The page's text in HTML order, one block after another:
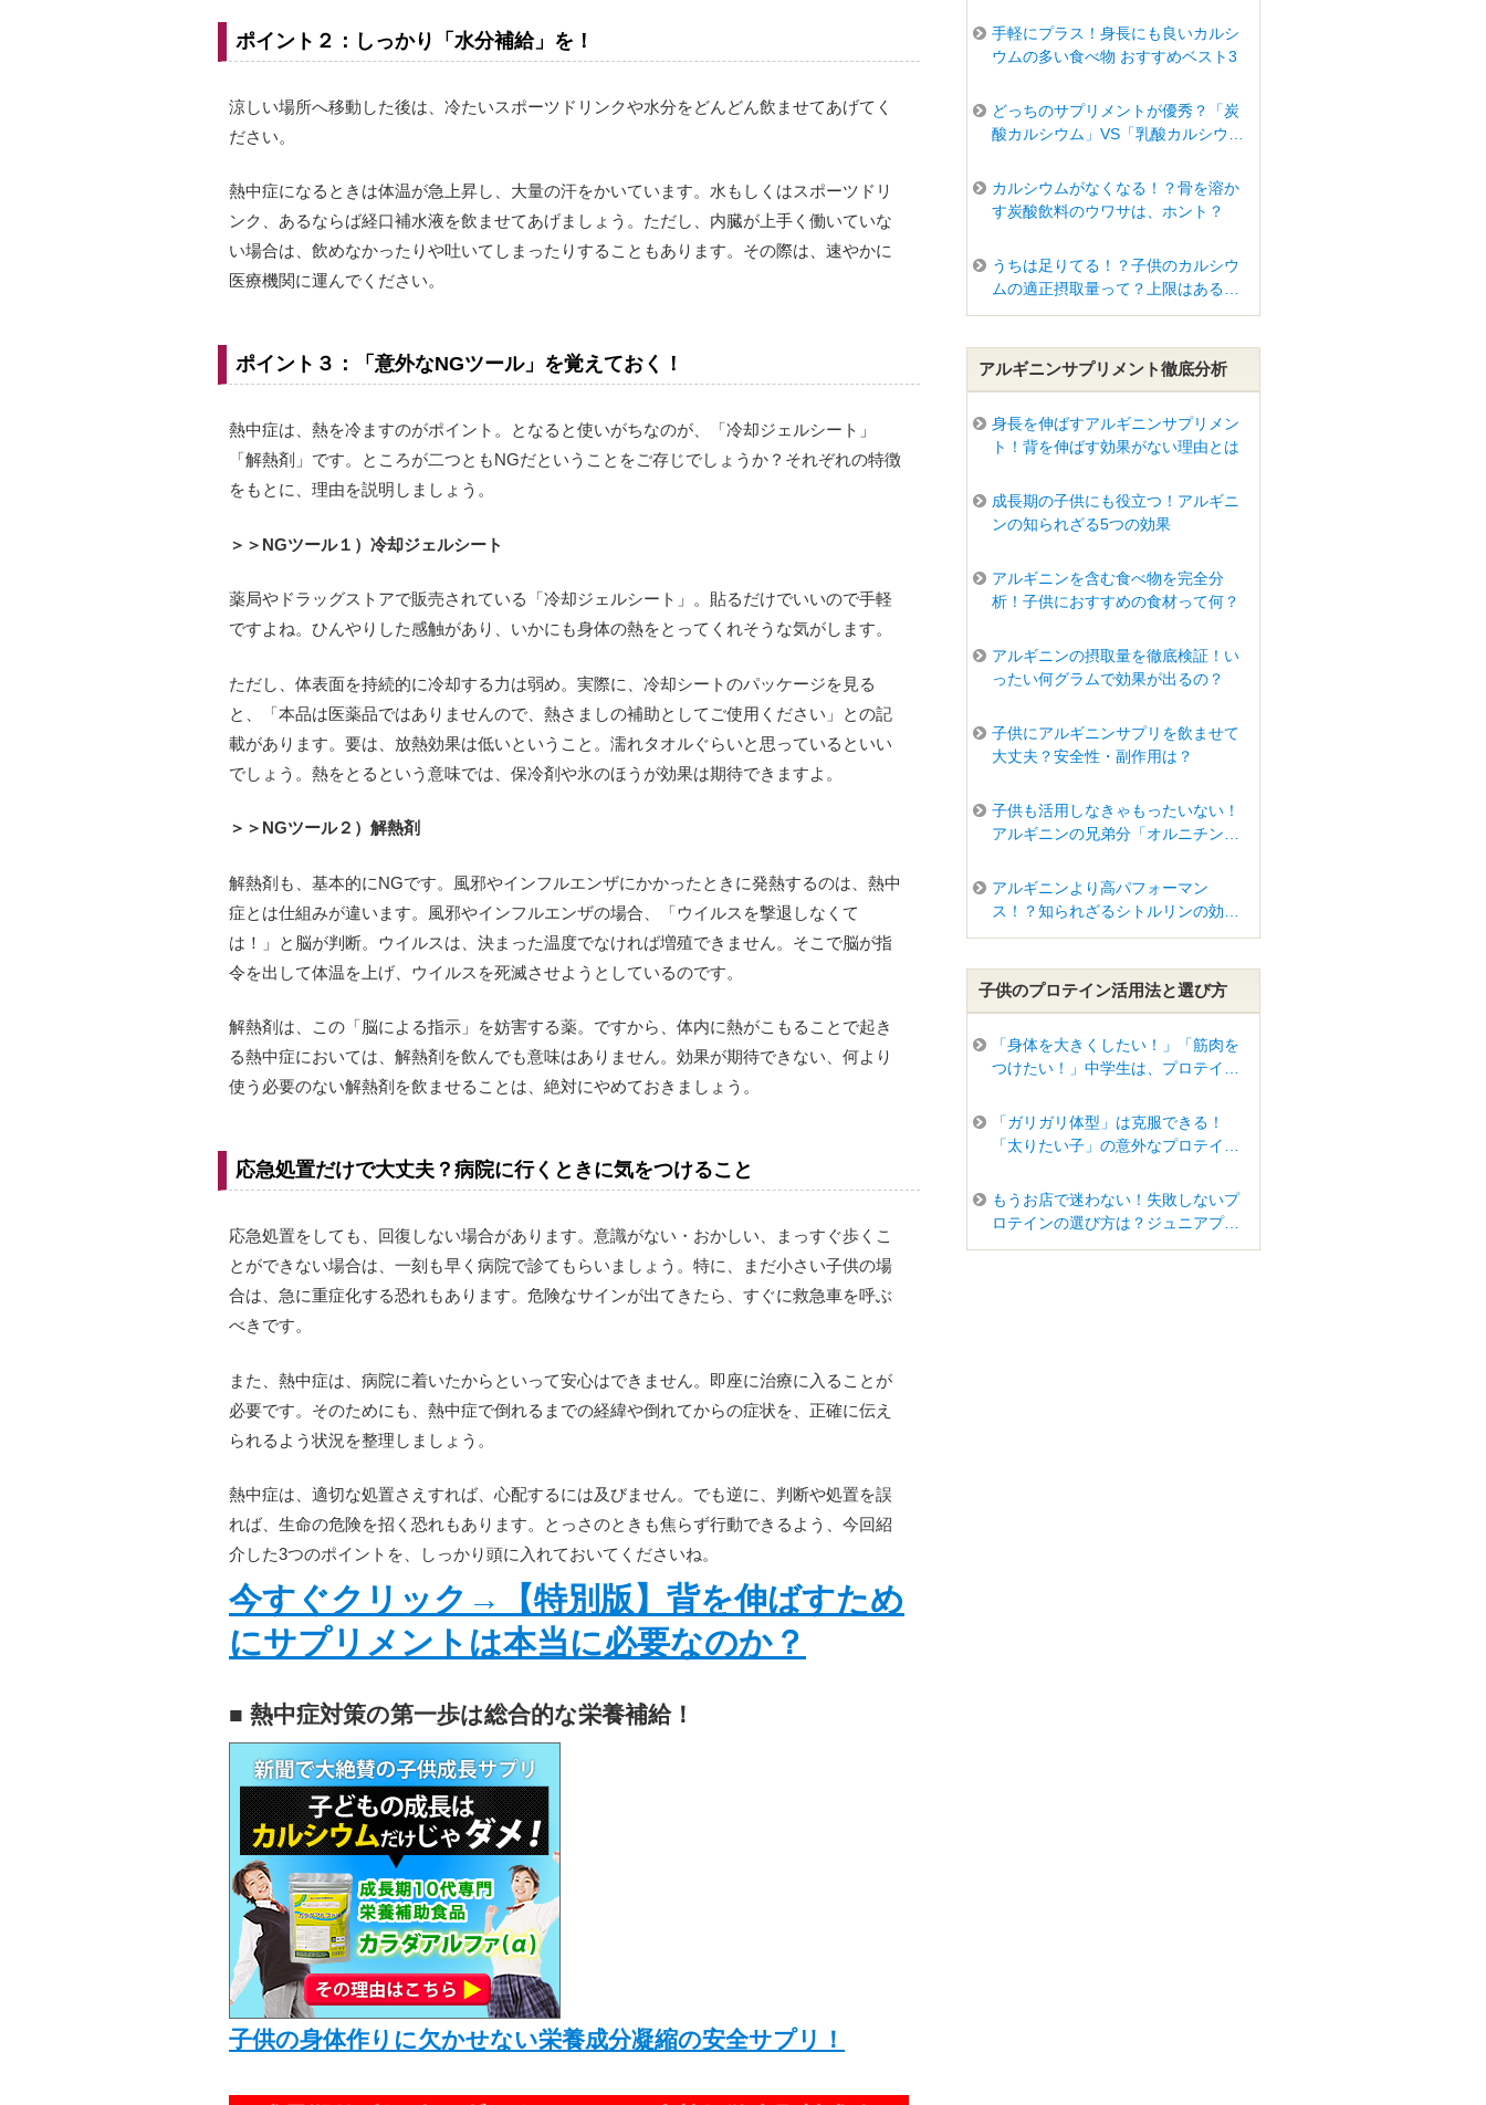
ポイント２：しっかり「水分補給」を！
涼しい場所へ移動した後は、冷たいスポーツドリンクや水分をどんどん飲ませてあげてく
ださい。
熱中症になるときは体温が急上昇し、大量の汗をかいています。水もしくはスポーツドリ
ンク、あるならば経口補水液を飲ませてあげましょう。ただし、内臓が上手く働いていな
い場合は、飲めなかったりや吐いてしまったりすることもあります。その際は、速やかに
医療機関に運んでください。
ポイント３：「意外なNGツール」を覚えておく！
熱中症は、熱を冷ますのがポイント。となると使いがちなのが、「冷却ジェルシート」
「解熱剤」です。ところが二つともNGだということをご存じでしょうか？それぞれの特徴
をもとに、理由を説明しましょう。
＞＞NGツール１）冷却ジェルシート
薬局やドラッグストアで販売されている「冷却ジェルシート」。貼るだけでいいので手軽
ですよね。ひんやりした感触があり、いかにも身体の熱をとってくれそうな気がします。
ただし、体表面を持続的に冷却する力は弱め。実際に、冷却シートのパッケージを見る
と、「本品は医薬品ではありませんので、熱さましの補助としてご使用ください」との記
載があります。要は、放熱効果は低いということ。濡れタオルぐらいと思っているといい
でしょう。熱をとるという意味では、保冷剤や氷のほうが効果は期待できますよ。
＞＞NGツール２）解熱剤
解熱剤も、基本的にNGです。風邪やインフルエンザにかかったときに発熱するのは、熱中
症とは仕組みが違います。風邪やインフルエンザの場合、「ウイルスを撃退しなくて
は！」と脳が判断。ウイルスは、決まった温度でなければ増殖できません。そこで脳が指
令を出して体温を上げ、ウイルスを死滅させようとしているのです。
解熱剤は、この「脳による指示」を妨害する薬。ですから、体内に熱がこもることで起き
る熱中症においては、解熱剤を飲んでも意味はありません。効果が期待できない、何より
使う必要のない解熱剤を飲ませることは、絶対にやめておきましょう。
応急処置だけで大丈夫？病院に行くときに気をつけること
応急処置をしても、回復しない場合があります。意識がない・おかしい、まっすぐ歩くこ
とができない場合は、一刻も早く病院で診てもらいましょう。特に、まだ小さい子供の場
合は、急に重症化する恐れもあります。危険なサインが出てきたら、すぐに救急車を呼ぶ
べきです。
また、熱中症は、病院に着いたからといって安心はできません。即座に治療に入ることが
必要です。そのためにも、熱中症で倒れるまでの経緯や倒れてからの症状を、正確に伝え
られるよう状況を整理しましょう。
熱中症は、適切な処置さえすれば、心配するには及びません。でも逆に、判断や処置を誤
れば、生命の危険を招く恐れもあります。とっさのときも焦らず行動できるよう、今回紹
介した3つのポイントを、しっかり頭に入れておいてくださいね。
今すぐクリック→【特別版】背を伸ばすため
にサプリメントは本当に必要なのか？
■ 熱中症対策の第一歩は総合的な栄養補給！
子供の身体作りに欠かせない栄養成分凝縮の安全サプリ！
手軽にプラス！身長にも良いカルシ
ウムの多い食べ物 おすすめベスト3
どっちのサプリメントが優秀？「炭
酸カルシウム」VS「乳酸カルシウ
カルシウムがなくなる！？骨を溶か
す炭酸飲料のウワサは、ホント？
うちは足りてる！？子供のカルシウ
ムの適正摂取量って？上限はある
の？
アルギニンサプリメント徹底分析
身長を伸ばすアルギニンサプリメン
ト！背を伸ばす効果がない理由とは
成長期の子供にも役立つ！アルギニ
ンの知られざる5つの効果
アルギニンを含む食べ物を完全分
析！子供におすすめの食材って何？
アルギニンの摂取量を徹底検証！い
ったい何グラムで効果が出るの？
子供にアルギニンサプリを飲ませて
大丈夫？安全性・副作用は？
子供も活用しなきゃもったいない！
アルギニンの兄弟分「オルニチン」
アルギニンより高パフォーマン
ス！？知られざるシトルリンの効果
って？
子供のプロテイン活用法と選び方
「身体を大きくしたい！」「筋肉を
つけたい！」中学生は、プロテイン
「ガリガリ体型」は克服できる！
「太りたい子」の意外なプロテイン
もうお店で迷わない！失敗しないプ
ロテインの選び方は？ジュニアプロ
テインはどう違うの？